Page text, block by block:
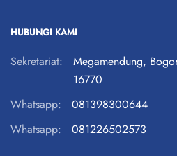
HUBUNGI KAMI
Sekretariat:
Megamendung,
16770
Whatsapp:
081398300644
Whatsapp:
081226502573